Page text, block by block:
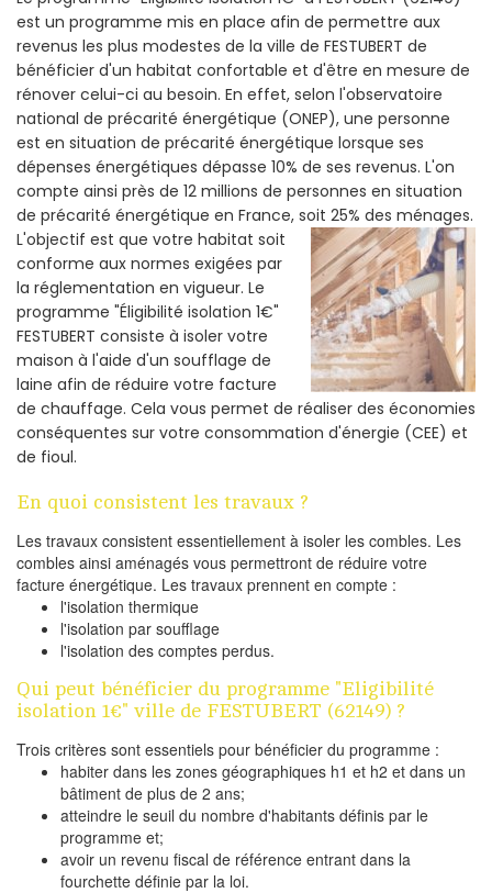
est un programme mis en place afin de permettre aux
revenus les plus modestes de la ville de FESTUBERT de
bénéficier d'un habitat confortable et d'être en mesure de
rénover celui-ci au besoin. En effet, selon l'observatoire
national de précarité énergétique (ONEP), une personne
est en situation de précarité énergétique lorsque ses
dépenses énergétiques dépasse 10% de ses revenus. L'on
compte ainsi près de 12 millions de personnes en situation
de précarité énergétique en France, soit 25% des ménages.
L'objectif est que votre habitat soit
conforme aux normes exigées par
la réglementation en vigueur. Le
programme "Éligibilité isolation 1€"
FESTUBERT consiste à isoler votre
maison à l'aide d'un soufflage de
laine afin de réduire votre facture
de chauffage. Cela vous permet de réaliser des économies
conséquentes sur votre consommation d'énergie (CEE) et
de fioul.
En quoi consistent les travaux ?
Les travaux consistent essentiellement à isoler les combles. Les
combles ainsi aménagés vous permettront de réduire votre
facture énergétique. Les travaux prennent en compte :
l'isolation thermique
l'isolation par soufflage
l'isolation des comptes perdus.
Qui peut bénéficier du programme "Eligibilité
isolation 1€" ville de FESTUBERT (62149) ?
Trois critères sont essentiels pour bénéficier du programme :
habiter dans les zones géographiques h1 et h2 et dans un
bâtiment de plus de 2 ans;
atteindre le seuil du nombre d'habitants définis par le
programme et;
avoir un revenu fiscal de référence entrant dans la
fourchette définie par la loi.